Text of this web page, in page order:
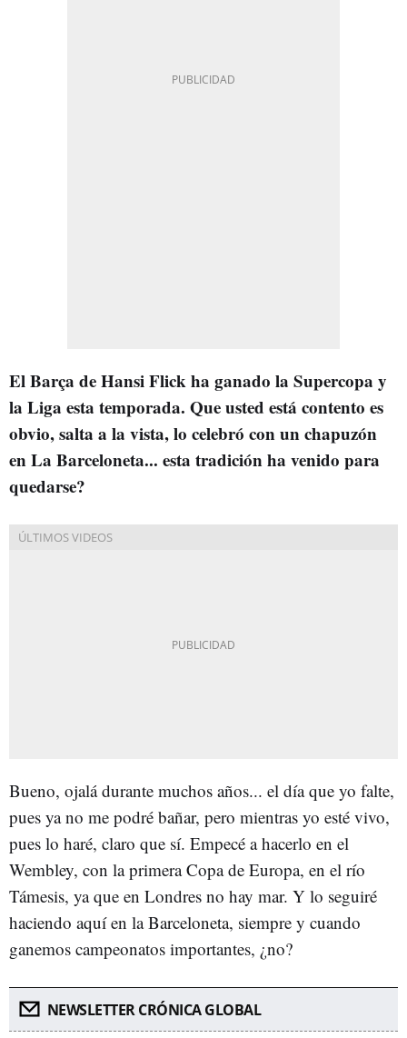
El Barça de Hansi Flick ha ganado la Supercopa y
la Liga esta temporada. Que usted está contento es
obvio, salta a la vista, lo celebró con un chapuzón
en La Barceloneta... esta tradición ha venido para
quedarse?
Bueno, ojalá durante muchos años... el día que yo falte,
pues ya no me podré bañar, pero mientras yo esté vivo,
pues lo haré, claro que sí. Empecé a hacerlo en el
Wembley, con la primera Copa de Europa, en el río
Támesis, ya que en Londres no hay mar. Y lo seguiré
haciendo aquí en la Barceloneta, siempre y cuando
ganemos campeonatos importantes, ¿no?
NEWSLETTER CRÓNICA GLOBAL